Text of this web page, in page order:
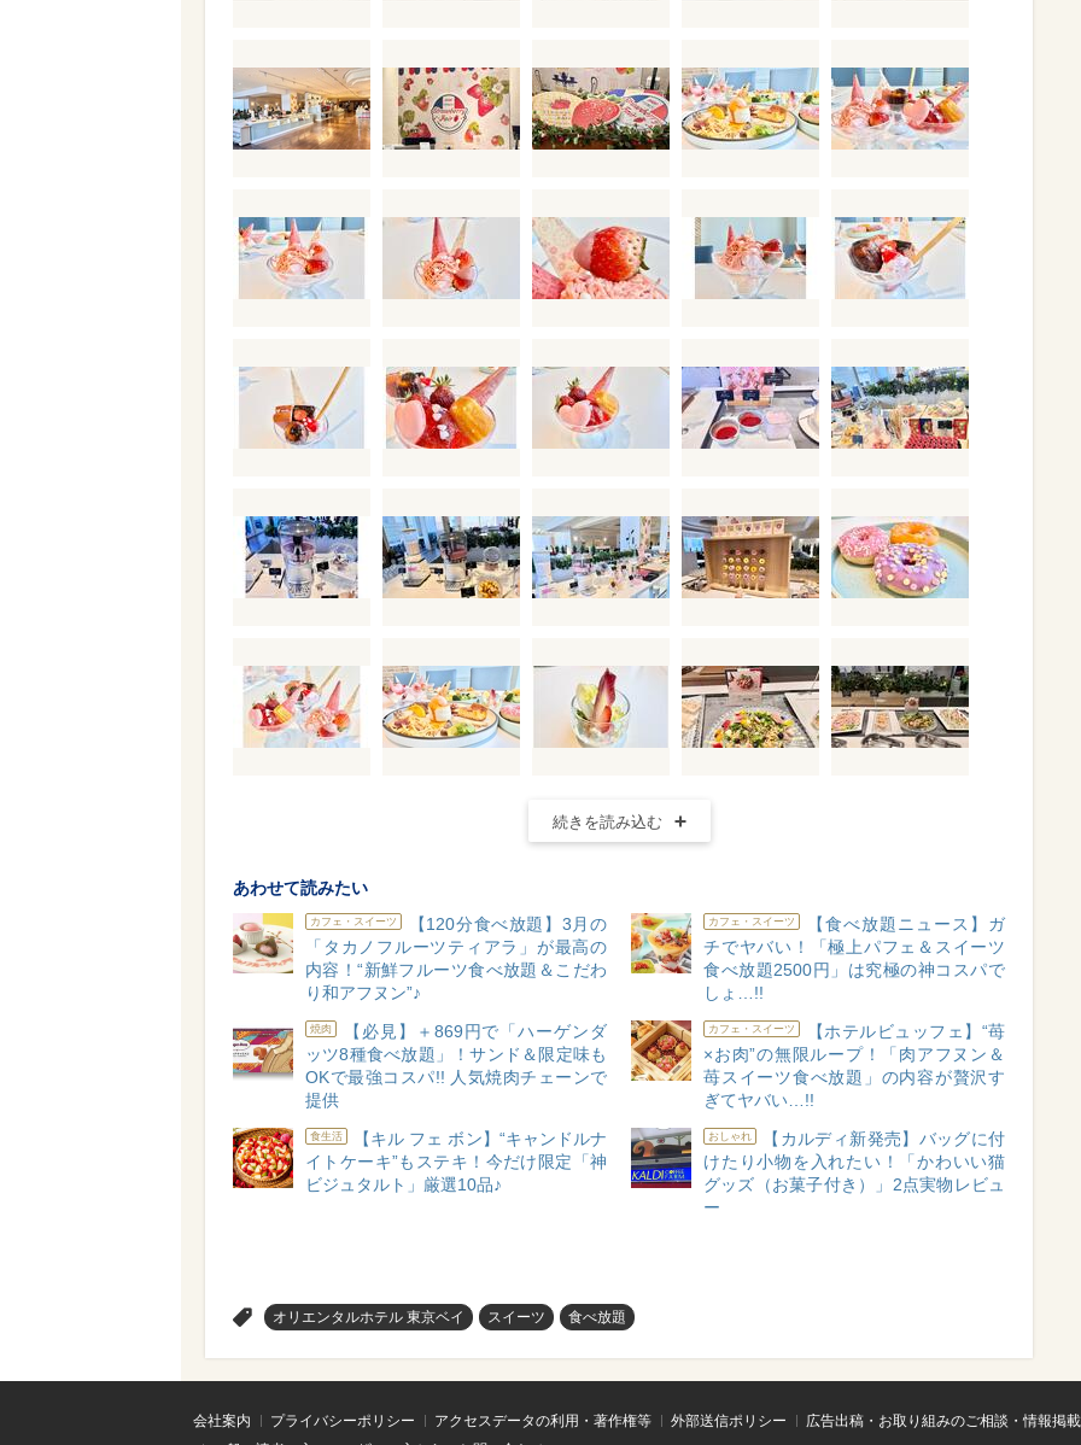
続きを読み込む
あわせて読みたい
カフェ・スイーツ
【120分食べ放題】3月の
「タカノフルーツティアラ」が最高の
内容！“新鮮フルーツ食べ放題＆こだわ
り和アフヌン”♪
カフェ・スイーツ
【食べ放題ニュース】ガ
チでヤバい！「極上パフェ＆スイーツ
食べ放題2500円」は究極の神コスパで
しょ…!!
焼肉
【必見】＋869円で「ハーゲンダ
ッツ8種食べ放題」！サンド＆限定味も
OKで最強コスパ!! 人気焼肉チェーンで
提供
カフェ・スイーツ
【ホテルビュッフェ】“苺
×お肉”の無限ループ！「肉アフヌン＆
苺スイーツ食べ放題」の内容が贅沢す
ぎてヤバい…!!
食生活
【キル フェ ボン】“キャンドルナ
イトケーキ”もステキ！今だけ限定「神
ビジュタルト」厳選10品♪
おしゃれ
【カルディ新発売】バッグに付
けたり小物を入れたい！「かわいい猫
グッズ（お菓子付き）」2点実物レビュ
ー
オリエンタルホテル 東京ベイ スイーツ 食べ放題
会社案内 プライバシーポリシー アクセスデータの利用・著作権等 外部送信ポリシー
広告出稿・お取り組みのご相談・情報掲